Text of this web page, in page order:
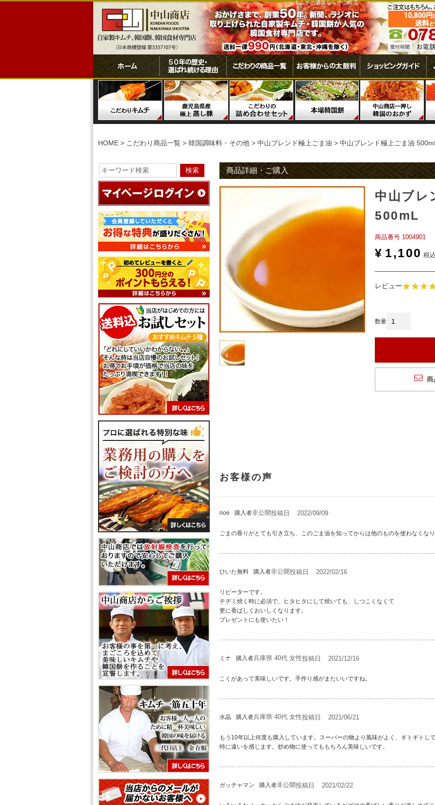
キムチの通販なら中山商店
HOME こだわり商品一覧 韓国調味料・その他 中山ブレンド極上ごま油 中山ブレンド極上ごま油
商品詳細・ご購入
中山ブレ
500mL
商品番号 1004901
¥ 1,100 税
レビュー
商
noe 購入者非公開投稿日 2022/09/09
ごまの香りがとても引き立ち、このごま油を知ってからは他のものを使わなくな
ひいた無料 購入者非公開投稿日 2022/02/16
リピーターです。
チヂミ焼く時に必須で、ヒタヒタにして焼いても、しつこくなくて
更に香ばしくおいしくなります。
プレゼントにも使いたい！
ミナ 購入者兵庫県 40代 女性投稿日 2021/12/16
こくがあって美味しいです。手作り感がまたいいですね。
水晶 購入者兵庫県 40代 女性投稿日 2021/06/21
もう10年以上何度も購入しています。スーパーの物より風味がよく、ギトギトし
特に違いを感じます。炒め物に使ってももちろん美味しいです。
ガッチャマン 購入者非公開投稿日 2021/02/22